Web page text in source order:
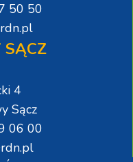
50 50
SĄCZ
4
Sącz
06 00